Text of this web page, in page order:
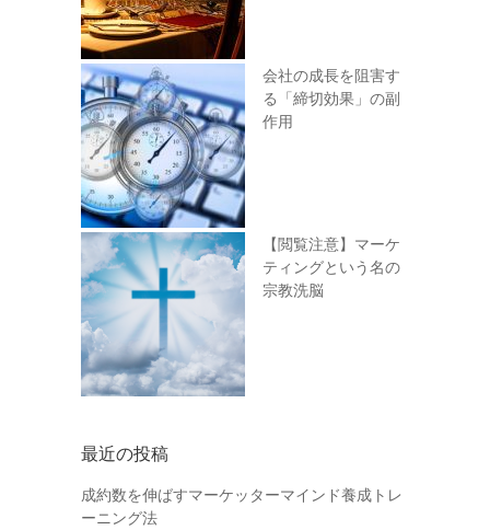
会社の成長を阻害す
る「締切効果」の副
作用
【閲覧注意】マーケ
ティングという名の
宗教洗脳
最近の投稿
成約数を伸ばすマーケッターマインド養成トレ
ーニング法